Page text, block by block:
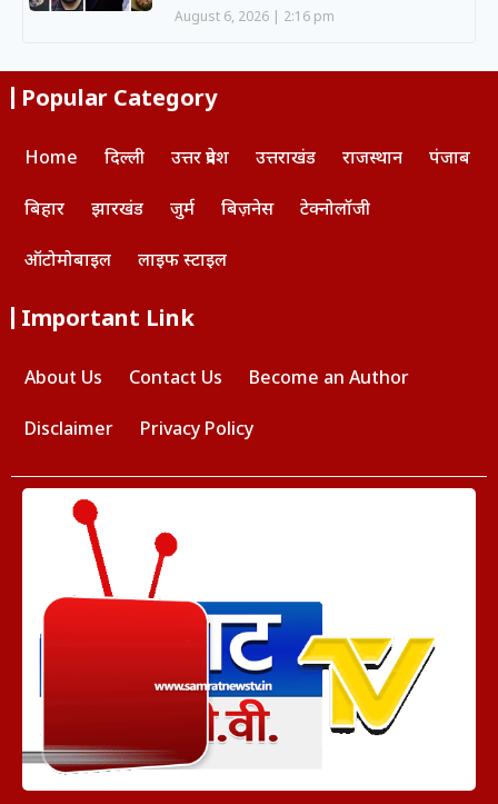
August 6, 2026 2:16 pm
Popular Category
Home दिल्ली उत्तर प्रदेश उत्तराखंड राजस्थान पंजाब
बिहार झारखंड जुर्म बिज़नेस टेक्नोलॉजी
ऑटोमोबाइल लाइफ स्टाइल
Important Link
About Us Contact Us Become an Author
Disclaimer Privacy Policy